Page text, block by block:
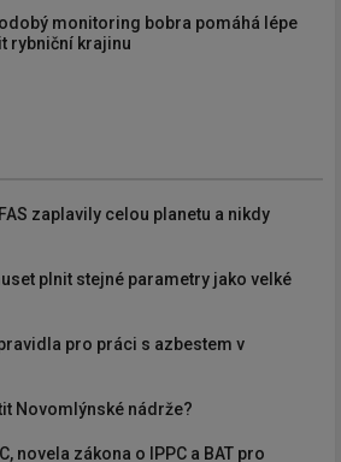
monitoring bobra pomáhá lépe
rybniční krajinu
zaplavily celou planetu a nikdy
plnit stejné parametry jako velké
pro práci s azbestem v
Novomlýnské nádrže?
novela zákona o IPPC a BAT pro